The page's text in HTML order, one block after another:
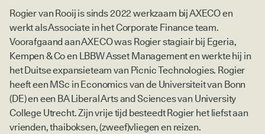
Rogier van Rooij is sinds 2022 werkzaam bij AXECO en
werkt als Associate in het Corporate Finance team.
Voorafgaand aan AXECO was Rogier stagiair bij Egeria,
Kempen & Co en LBBW Asset Management en werkte hij in
het Duitse expansieteam van Picnic Technologies. Rogier
heeft een MSc in Economics van de Universiteit van Bonn
(DE) en een BA Liberal Arts and Sciences van University
College Utrecht. Zijn vrije tijd besteedt Rogier het liefst aan
vrienden, thaiboksen, (zweef)vliegen en reizen.